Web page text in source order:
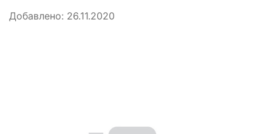
Добавлено: 26.11.2020